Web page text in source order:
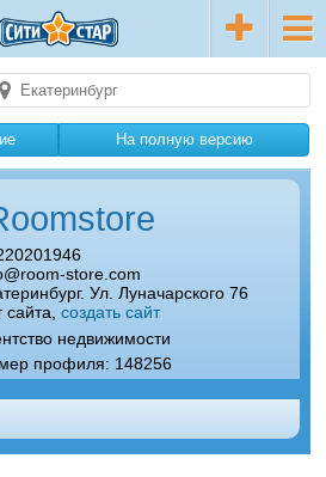
Екатеринбург
На полную версию
store.com
Ул. Луначарского 76
сайта, создать сайт
недвижимости
профиля: 148256